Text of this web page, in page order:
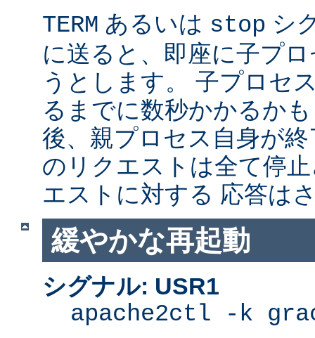
TERM あるいは stop シ
に送ると、即座に子プ
うとします。 子プロセ
るまでに数秒かかるか
後、親プロセス自身が
のリクエストは全て停
エストに対する 応答は
緩やかな再起動
シグナル: USR1
apache2ctl -k